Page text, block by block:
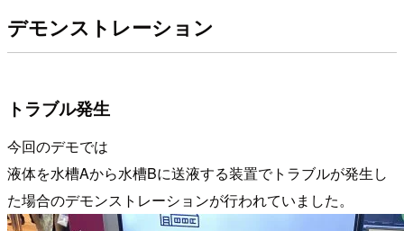
デモンストレーション
トラブル発生
今回のデモでは
液体を水槽Aから水槽Bに送液する装置でトラブルが発生し
た場合のデモンストレーションが行われていました。